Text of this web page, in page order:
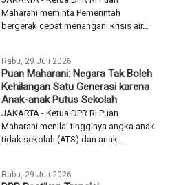
Maharani meminta Pemerintah
bergerak cepat menangani krisis air...
Rabu, 29 Juli 2026
Puan Maharani: Negara Tak Boleh
Kehilangan Satu Generasi karena
Anak-anak Putus Sekolah
JAKARTA - Ketua DPR RI Puan
Maharani menilai tingginya angka anak
tidak sekolah (ATS) dan anak...
Rabu, 29 Juli 2026